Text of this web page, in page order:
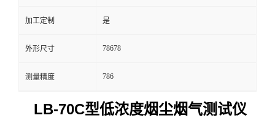
加工定制 是
外形尺寸 78678
测量精度 786
LB-70C型低浓度烟尘烟气测试仪